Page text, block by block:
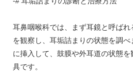
耳鼻咽喉科では、まず耳鏡と呼ばれ
を観察し、耳垢詰まりの状態を調
に挿入して、鼓膜や外耳道の状態
具です。